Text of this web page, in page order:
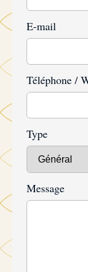
E-mail
Téléphone /
Type
Message